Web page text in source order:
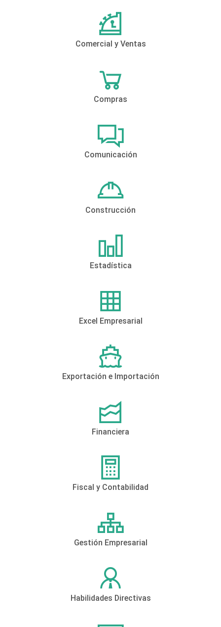
Comercial y Ventas
Compras
Comunicación
Construcción
Estadística
Excel Empresarial
Exportación e Importación
Financiera
Fiscal y Contabilidad
Gestión Empresarial
Habilidades Directivas